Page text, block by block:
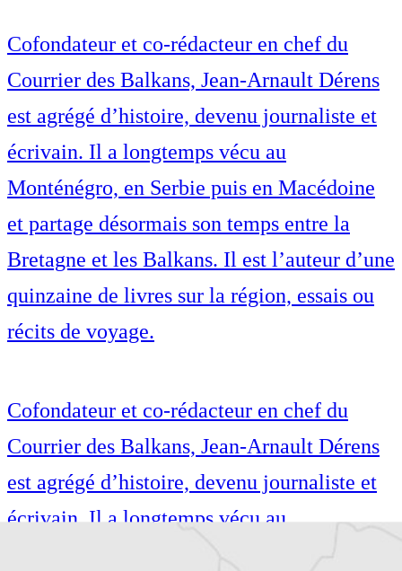
Cofondateur et co-rédacteur en chef du
Courrier des Balkans, Jean-Arnault Dérens
est agrégé d’histoire, devenu journaliste et
écrivain. Il a longtemps vécu au
Monténégro, en Serbie puis en Macédoine
et partage désormais son temps entre la
Bretagne et les Balkans. Il est l’auteur d’une
quinzaine de livres sur la région, essais ou
récits de voyage.
Cofondateur et co-rédacteur en chef du
Courrier des Balkans, Jean-Arnault Dérens
est agrégé d’histoire, devenu journaliste et
écrivain. Il a longtemps vécu au